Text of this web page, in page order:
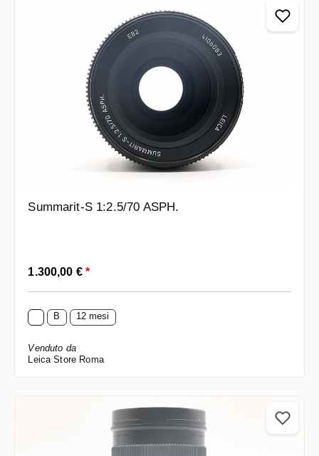
Summarit-S 1:2.5/70 ASPH.
Prezzo normale:
1.300,00 €*
B 12 mesi
Venduto da
Leica Store Roma